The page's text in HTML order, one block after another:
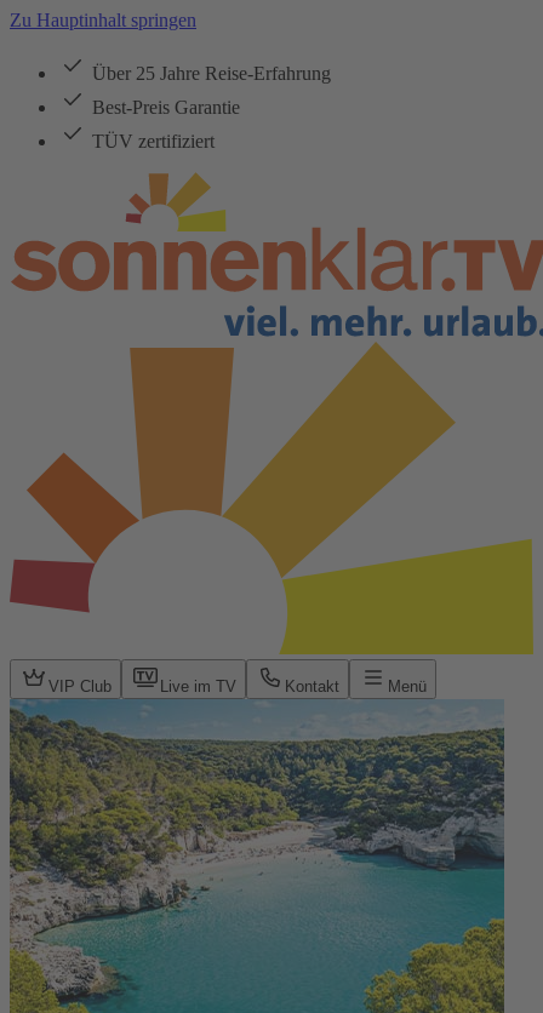
Zu Hauptinhalt springen
Über 25 Jahre Reise-Erfahrung
Best-Preis Garantie
TÜV zertifiziert
VIP Club Live im TV Kontakt Menü